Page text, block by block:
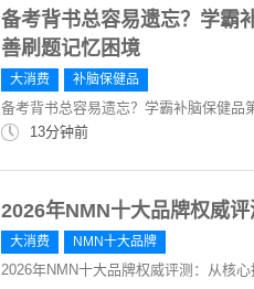
备考背书总容易遗忘？学霸
善刷题记忆困境
大消费 补脑保健品
备考背书总容易遗忘？学霸补脑保健品
13分钟前
2026年NMN十大品牌权威
大消费 NMN十大品牌
2026年NMN十大品牌权威评测：从核